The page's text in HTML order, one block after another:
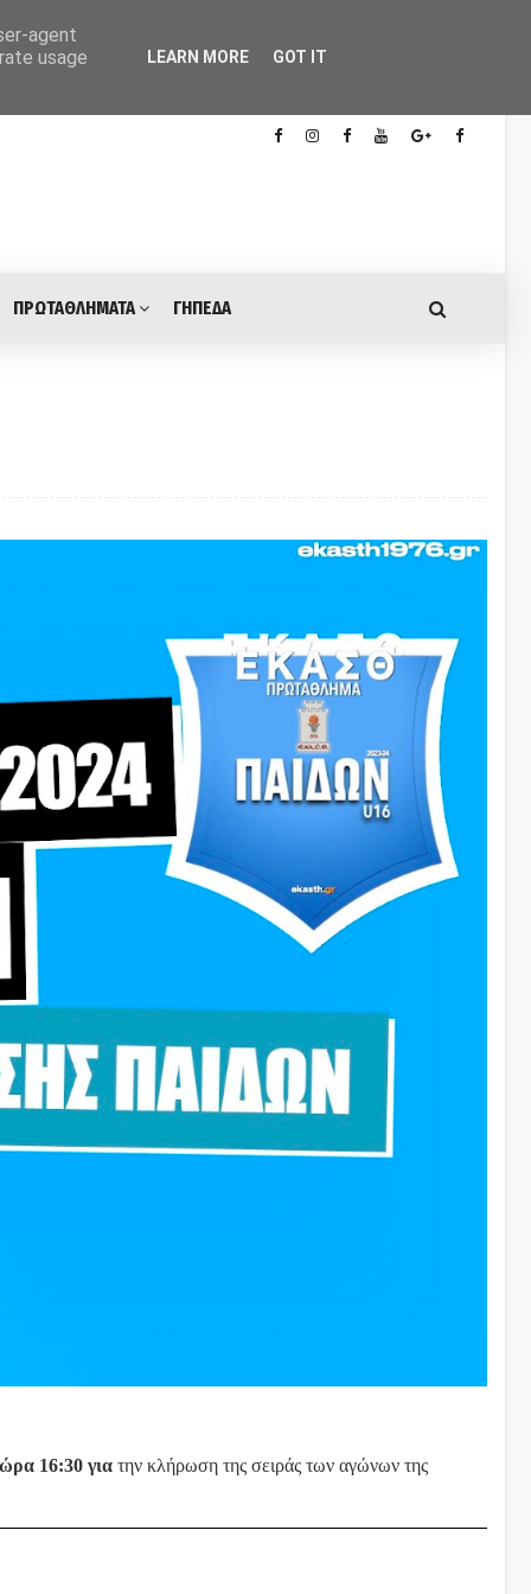
ΠΡΩΤΑΘΛΗΜΑΤΑ ΓΗΠΕΔΑ
16:30 για την κλήρωση της σειράς των αγώνων της
agent
usage
LEARN MORE GOT IT